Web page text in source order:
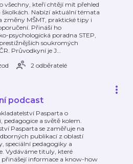
všechny, kteří chtějí mít přehled
školkách. Nabízí aktuální témata
změny MŠMT, praktické tipy i
Přináší ho
psychologická poradna STEP,
soukromých
Průvodkyní je J…
2 odběratelé
podcast
Pasparta o
pedagogice a světě kolem.
Pasparta se zaměřuje na
publikací z oblastí
speciální pedagogiky a
Vydáváme tituly, které
informace a know-how